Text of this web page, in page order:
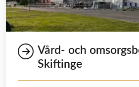
Vård- och
Skiftinge